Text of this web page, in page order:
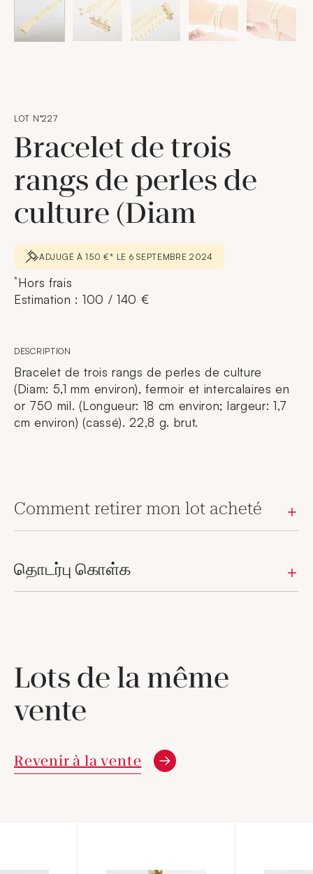
LOT N°227
Bracelet de trois
rangs de perles de
culture (Diam
ADJUGÉ À 150 €* LE 6 SEPTEMBRE 2024
*Hors frais
Estimation : 100 / 140 €
DESCRIPTION
Bracelet de trois rangs de perles de culture
(Diam: 5,1 mm environ), fermoir et intercalaires en
or 750 mil. (Longueur: 18 cm environ; largeur: 1,7
cm environ) (cassé). 22,8 g. brut.
Comment retirer mon lot acheté
தொடர்பு கொள்க
Lots de la même
vente
Revenir à la vente